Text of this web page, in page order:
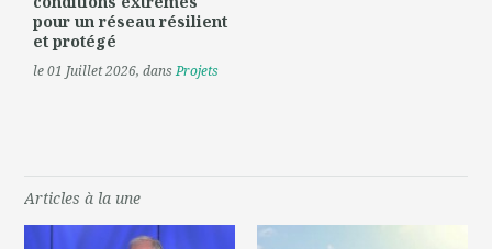
pour un réseau résilient
et protégé
le 01 Juillet 2026, dansProjets
Articles à la une